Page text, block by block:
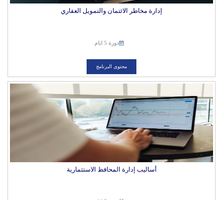
إدارة مخاطر الائتمان والتمويل العقاري
دورة 5 ايام
محتوى البرنامج
أساليب إدارة المحافظ الاستثمارية